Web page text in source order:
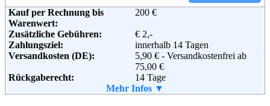
Adresse:
CHANNEL21 GmbH
Großer Kolonnenweg 18 d
30163 Hannover
0800-21-333-21
Fax:
0511 / 8998 - 109
info@channel21.de
Kauf per Rechnung bis
Warenwert:
200 €
Zusätzliche Gebühren:
€ 2,-
Zahlungsziel:
innerhalb 14 Tagen
Versandkosten (DE):
5,90 € - Versandkostenfrei ab
75,00 €
Rückgaberecht:
14 Tage
Ja
Mehr Infos ▼